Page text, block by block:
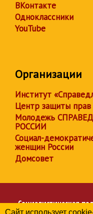
ВКонтакте
Одноклассники
YouTube
Организации
Институт
Центр защиты
Молодежь
РОССИИ
Социал-
женщин России
Домсовет
Социалистическая
Сайт использует